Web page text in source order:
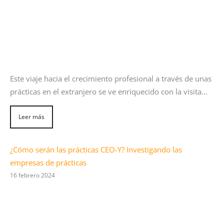
Este viaje hacia el crecimiento profesional a través de unas
prácticas en el extranjero se ve enriquecido con la visita…
Leer más
¿Cómo serán las prácticas CEO-Y? Investigando las
empresas de prácticas
16 febrero 2024